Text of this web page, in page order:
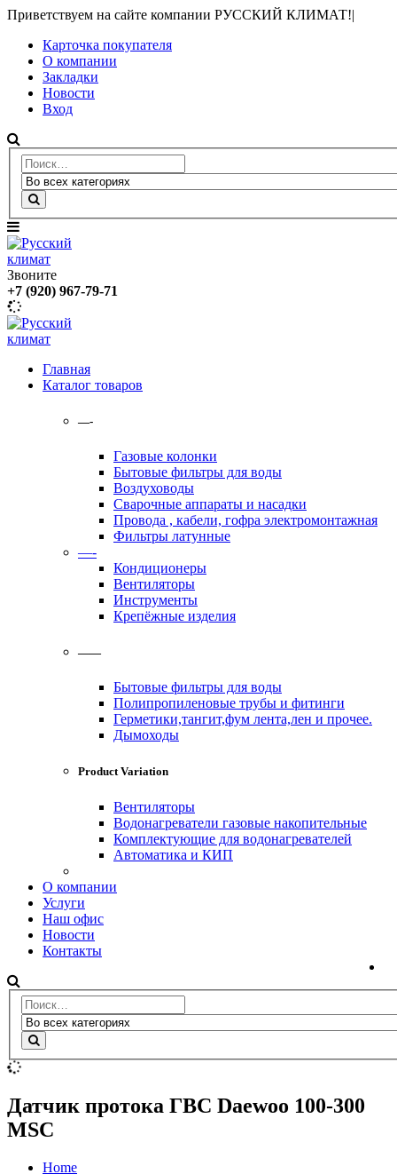
Приветствуем на сайте компании РУССКИЙ КЛИМАТ!|
Карточка покупателя
О компании
Закладки
Новости
Вход
Звоните
+7 (920) 967-79-71
Главная
Каталог товаров
—-
Газовые колонки
Бытовые фильтры для воды
Воздуховоды
Сварочные аппараты и насадки
Провода , кабели, гофра электромонтажная
Фильтры латунные
—-
Кондиционеры
Вентиляторы
Инструменты
Крепёжные изделия
——
Бытовые фильтры для воды
Полипропиленовые трубы и фитинги
Герметики,тангит,фум лента,лен и прочее.
Дымоходы
Product Variation
Вентиляторы
Водонагреватели газовые накопительные
Комплектующие для водонагревателей
Автоматика и КИП
О компании
Услуги
Наш офис
Новости
Контакты
Датчик протока ГВС Daewoo 100-300
MSC
Home